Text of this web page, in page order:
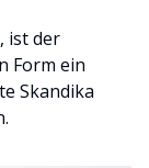
ist der
Form ein
Skandika